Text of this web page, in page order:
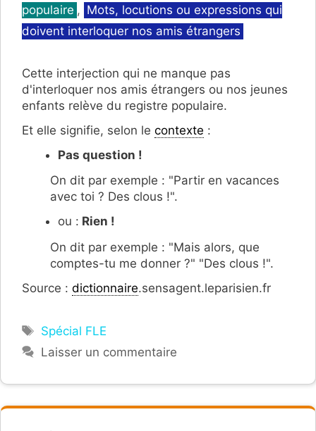
populaire , Mots, locutions ou expressions qui
doivent interloquer nos amis étrangers
Cette interjection qui ne manque pas
d'interloquer nos amis étrangers ou nos jeunes
enfants relève du registre populaire.
Et elle signifie, selon le contexte :
Pas question !
On dit par exemple : "Partir en vacances
avec toi ? Des clous !".
ou : Rien !
On dit par exemple : "Mais alors, que
comptes-tu me donner ?" "Des clous !".
Source : dictionnaire.sensagent.leparisien.fr
Étiquettes
Spécial FLE
Laisser un commentaire